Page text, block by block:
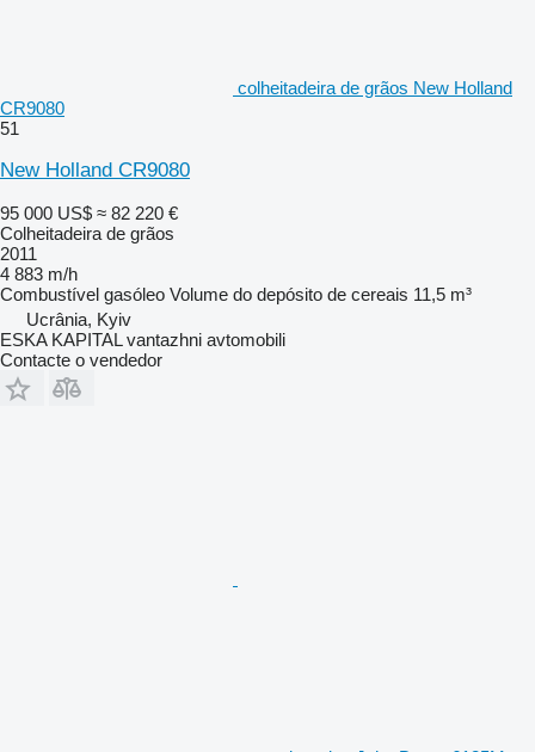
colheitadeira de grãos New Holland
CR9080
51
New Holland CR9080
95 000 US$ ≈ 82 220 €
Colheitadeira de grãos
2011
4 883 m/h
Combustível gasóleo Volume do depósito de cereais 11,5 m³
Ucrânia, Kyiv
ESKA KAPITAL vantazhni avtomobili
Contacte o vendedor